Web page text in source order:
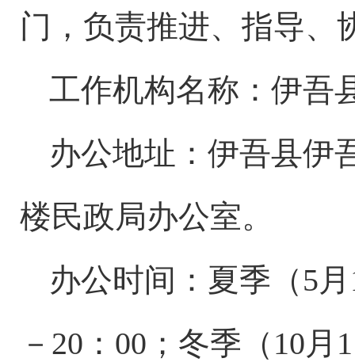
门，负责推进、指导、
工作机构名称：伊吾
办公地址：伊吾县伊
楼民政局办公室。
办公时间：夏季（5
－20：00；冬季（10